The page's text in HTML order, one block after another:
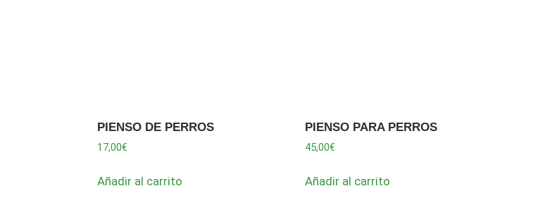
PIENSO DE PERROS
17,00€
Añadir al carrito
PIENSO PARA PERROS
45,00€
Añadir al carrito